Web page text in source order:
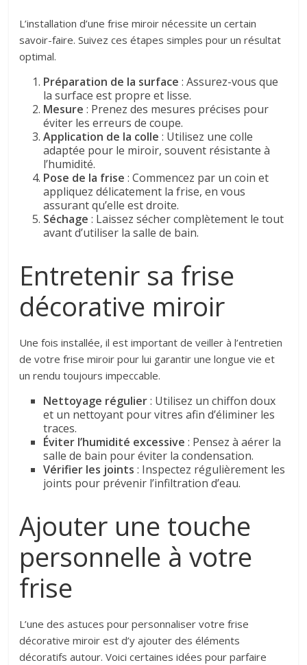
L’installation d’une frise miroir nécessite un certain
savoir-faire. Suivez ces étapes simples pour un résultat
optimal.
Préparation de la surface : Assurez-vous que
la surface est propre et lisse.
Mesure : Prenez des mesures précises pour
éviter les erreurs de coupe.
Application de la colle : Utilisez une colle
adaptée pour le miroir, souvent résistante à
l’humidité.
Pose de la frise : Commencez par un coin et
appliquez délicatement la frise, en vous
assurant qu’elle est droite.
Séchage : Laissez sécher complètement le tout
avant d’utiliser la salle de bain.
Entretenir sa frise
décorative miroir
Une fois installée, il est important de veiller à l’entretien
de votre frise miroir pour lui garantir une longue vie et
un rendu toujours impeccable.
Nettoyage régulier: Utilisez un chiffon doux
et un nettoyant pour vitres afin d’éliminer les
traces.
Éviter l’humidité excessive : Pensez à aérer la
salle de bain pour éviter la condensation.
Vérifier les joints : Inspectez régulièrement les
joints pour prévenir l’infiltration d’eau.
Ajouter une touche
personnelle à votre
frise
L’une des astuces pour personnaliser votre frise
décorative miroir est d’y ajouter des éléments
décoratifs autour. Voici certaines idées pour parfaire